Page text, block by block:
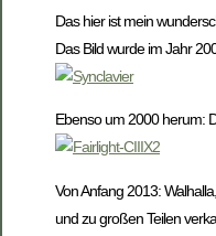
Das hier ist mein
Das Bild wurde im Jahr
Ebenso um 2000 herum:
Von Anfang 2013:
und zu großen Teilen